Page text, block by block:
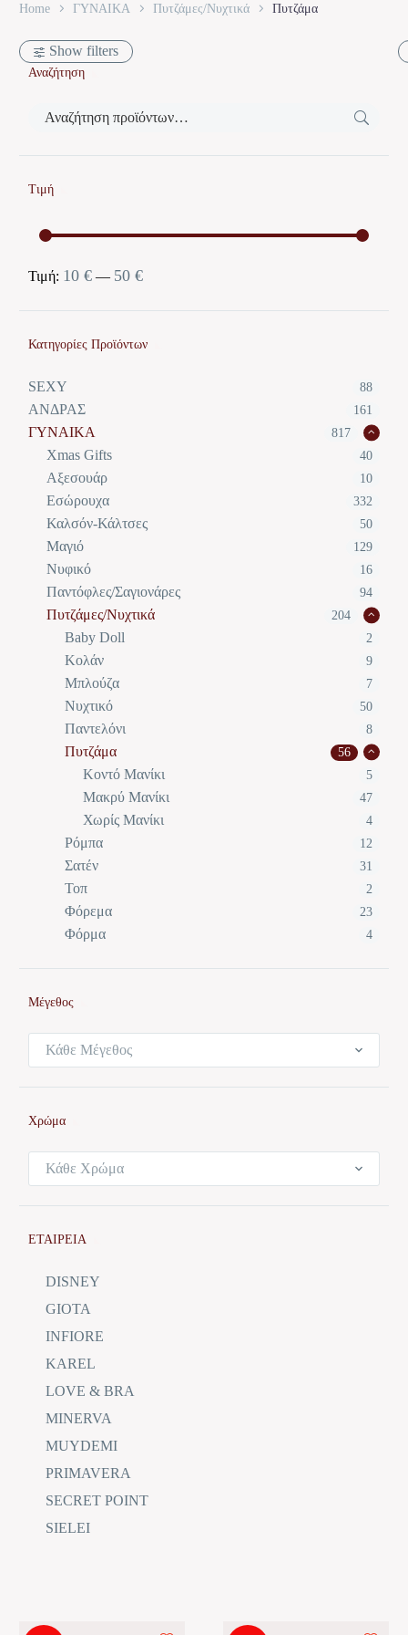
Home ΓΥΝΑΙΚΑ Πυτζάμες/Νυχτικά Πυτζάμα
Show filters
Αναζήτηση
Τιμή
Ελάχιστη
Μέγιστη
Τιμή: 10 € — 50 €
Κατηγορίες Προϊόντων
SEXY 88
ΑΝΔΡΑΣ 161
ΓΥΝΑΙΚΑ 817
Xmas Gifts 40
Αξεσουάρ 10
Εσώρουχα 332
Καλσόν-Κάλτσες 50
Μαγιό 129
Νυφικό 16
Παντόφλες/Σαγιονάρες 94
Πυτζάμες/Νυχτικά 204
Baby Doll 2
Κολάν 9
Μπλούζα 7
Νυχτικό 50
Παντελόνι 8
Πυτζάμα 56
Κοντό Μανίκι 5
Μακρύ Μανίκι 47
Χωρίς Μανίκι 4
Ρόμπα 12
Σατέν 31
Τοπ 2
Φόρεμα 23
Φόρμα 4
Μέγεθος
Κάθε Μέγεθος
Χρώμα
Κάθε Χρώμα
ΕΤΑΙΡΕΙΑ
DISNEY
GIOTA
INFIORE
KAREL
LOVE & BRA
MINERVA
MUYDEMI
PRIMAVERA
SECRET POINT
SIELEI